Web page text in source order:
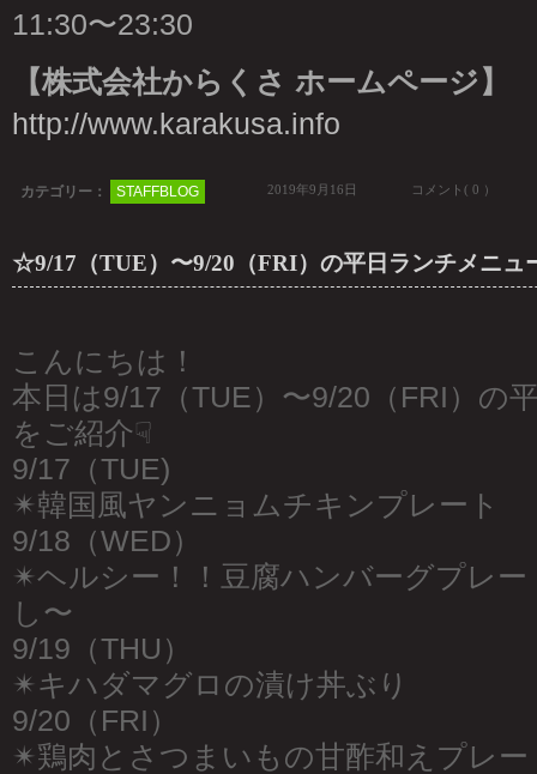
11:30〜23:30
【株式会社からくさ ホームページ】
http://www.karakusa.info
カテゴリー： STAFFBLOG 2019年9月16日 コメント( 0 ）
☆9/17（TUE）〜9/20（FRI）の平日ランチメニ
こんにちは！
本日は9/17（TUE）〜9/20（FRI）の
をご紹介☟
9/17（TUE)
✴︎韓国風ヤンニョムチキンプレート
9/18（WED）
✴︎ヘルシー！！豆腐ハンバーグプレ
し〜
9/19（THU）
✴︎キハダマグロの漬け丼ぶり
9/20（FRI）
✴︎鶏肉とさつまいもの甘酢和えプレー